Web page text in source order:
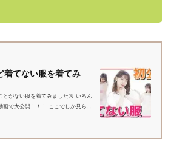
着てない服を着てみ
がない服を着てみました👗 いろん
で大公開！！！ ここでしか見られ